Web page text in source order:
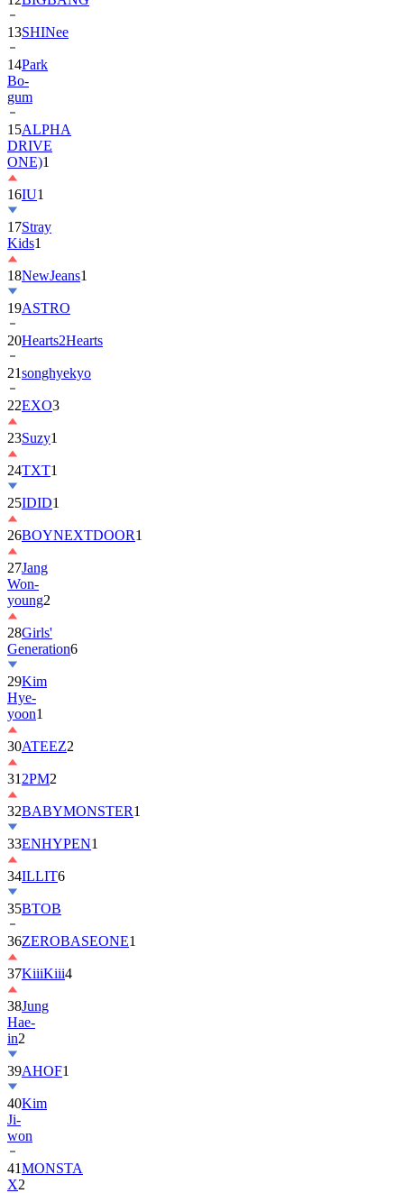
13SHINee
14Park
Bo-
gum
15ALPHA
DRIVE
ONE)1
16IU1
17Stray
Kids1
18NewJeans1
19ASTRO
20Hearts2Hearts
21songhyekyo
22EXO3
23Suzy1
24TXT1
25IDID1
26BOYNEXTDOOR1
27Jang
Won-
young2
28Girls'
Generation6
29Kim
Hye-
yoon1
30ATEEZ2
31 2PM2
32BABYMONSTER1
33ENHYPEN1
34ILLIT6
35BTOB
36ZEROBASEONE1
37KiiiKiii4
38Jung
Hae-
in2
39AHOF1
40Kim
Ji-
won
41MONSTA
X2